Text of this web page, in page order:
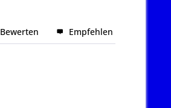
Bewerten Empfehlen